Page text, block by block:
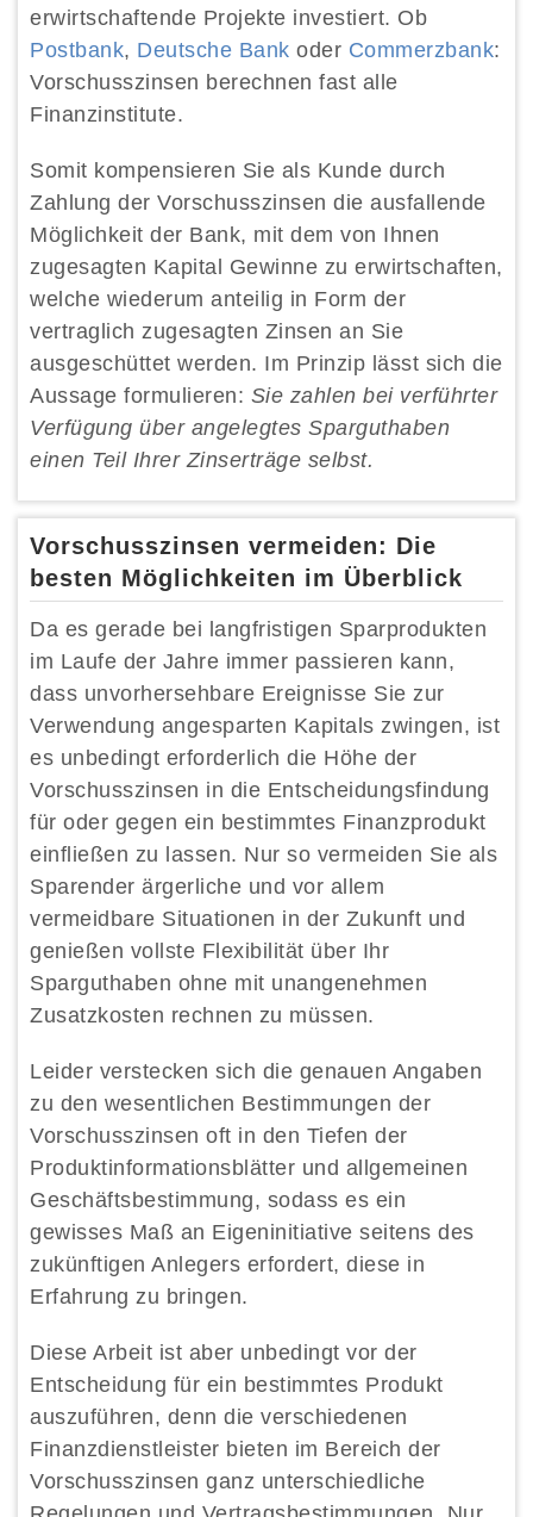
erwirtschaftende Projekte investiert. Ob
Postbank, Deutsche Bank oder Commerzbank:
Vorschusszinsen berechnen fast alle
Finanzinstitute.
Somit kompensieren Sie als Kunde durch
Zahlung der Vorschusszinsen die ausfallende
Möglichkeit der Bank, mit dem von Ihnen
zugesagten Kapital Gewinne zu erwirtschaften,
welche wiederum anteilig in Form der
vertraglich zugesagten Zinsen an Sie
ausgeschüttet werden. Im Prinzip lässt sich die
Aussage formulieren: Sie zahlen bei verführter
Verfügung über angelegtes Sparguthaben
einen Teil Ihrer Zinserträge selbst.
Vorschusszinsen vermeiden: Die
besten Möglichkeiten im Überblick
Da es gerade bei langfristigen Sparprodukten
im Laufe der Jahre immer passieren kann,
dass unvorhersehbare Ereignisse Sie zur
Verwendung angesparten Kapitals zwingen, ist
es unbedingt erforderlich die Höhe der
Vorschusszinsen in die Entscheidungsfindung
für oder gegen ein bestimmtes Finanzprodukt
einfließen zu lassen. Nur so vermeiden Sie als
Sparender ärgerliche und vor allem
vermeidbare Situationen in der Zukunft und
genießen vollste Flexibilität über Ihr
Sparguthaben ohne mit unangenehmen
Zusatzkosten rechnen zu müssen.
Leider verstecken sich die genauen Angaben
zu den wesentlichen Bestimmungen der
Vorschusszinsen oft in den Tiefen der
Produktinformationsblätter und allgemeinen
Geschäftsbestimmung, sodass es ein
gewisses Maß an Eigeninitiative seitens des
zukünftigen Anlegers erfordert, diese in
Erfahrung zu bringen.
Diese Arbeit ist aber unbedingt vor der
Entscheidung für ein bestimmtes Produkt
auszuführen, denn die verschiedenen
Finanzdienstleister bieten im Bereich der
Vorschusszinsen ganz unterschiedliche